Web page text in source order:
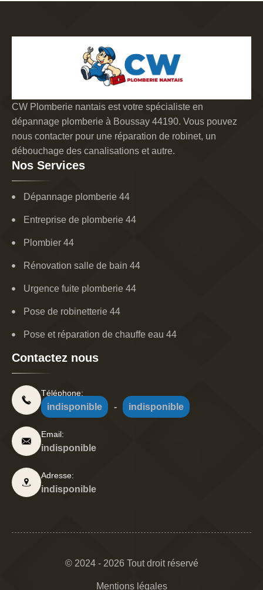
CW Plomberie nantais est votre spécialiste en
dépannage plomberie à Boussay 44190. Vous pouvez
nous contacter pour une réparation de robinet, un
débouchage des canalisations et autre.
Nos Services
Dépannage plomberie 44
Entreprise de plomberie 44
Plombier 44
Rénovation salle de bain 44
Urgence fuite plomberie 44
Pose de robinetterie 44
Pose et réparation de chauffe eau 44
Contactez nous
Téléphone:
indisponible - indisponible
Email:
indisponible
Adresse:
indisponible
© 2024 - 2026 Tout droit réservé
Mentions légales